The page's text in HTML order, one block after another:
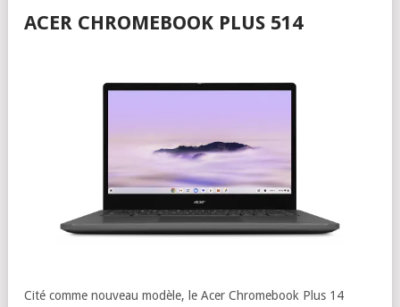
ACER CHROMEBOOK PLUS 514
Cité comme nouveau modèle, le Acer Chromebook Plus 14